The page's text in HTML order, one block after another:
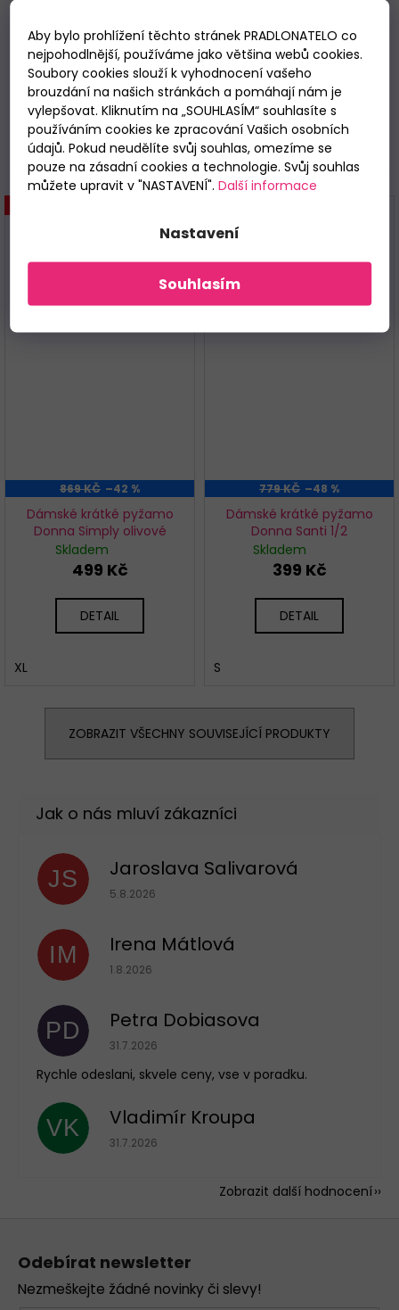
Aby bylo prohlížení těchto stránek PRADLONATELO co
nejpohodlnější, používáme jako většina webů cookies.
Soubory cookies slouží k vyhodnocení vašeho
brouzdání na našich stránkách a pomáhají nám je
vylepšovat. Kliknutím na „SOUHLASÍM“ souhlasíte s
používáním cookies ke zpracování Vašich osobních
údajů. Pokud neudělíte svůj souhlas, omezíme se
pouze na zásadní cookies a technologie. Svůj souhlas
můžete upravit v "NASTAVENÍ". Další informace
Nastavení
Souhlasím
pro ženy, které chtějí doma vypadat upraveně, ale
hlavně se cítit opravdu pohodlně každý den.
Materiálové složení:95% viskóza, 5% elastan
Související
869 KČ –42 %
Dámské krátké pyžamo
Donna Simply olivové
Skladem
499 Kč
DETAIL
XL
779 KČ –48 %
Dámské krátké pyžamo
Donna Santi 1/2
Skladem
399 Kč
DETAIL
S
ZOBRAZIT VŠECHNY SOUVISEJÍCÍ PRODUKTY
JS Jaroslava Salivarová
Hodnocení obchodu je 5 z 5 hvězdiček.
5.8.2026
IM Irena Mátlová
Hodnocení obchodu je 5 z 5 hvězdiček.
1.8.2026
PD Petra Dobiasova
Hodnocení obchodu je 5 z 5 hvězdiček.
31.7.2026
Rychle odeslani, skvele ceny, vse v poradku.
VK Vladimír Kroupa
Hodnocení obchodu je 5 z 5 hvězdiček.
31.7.2026
Zobrazit další hodnocení
Odebírat newsletter
Nezmeškejte žádné novinky či slevy!